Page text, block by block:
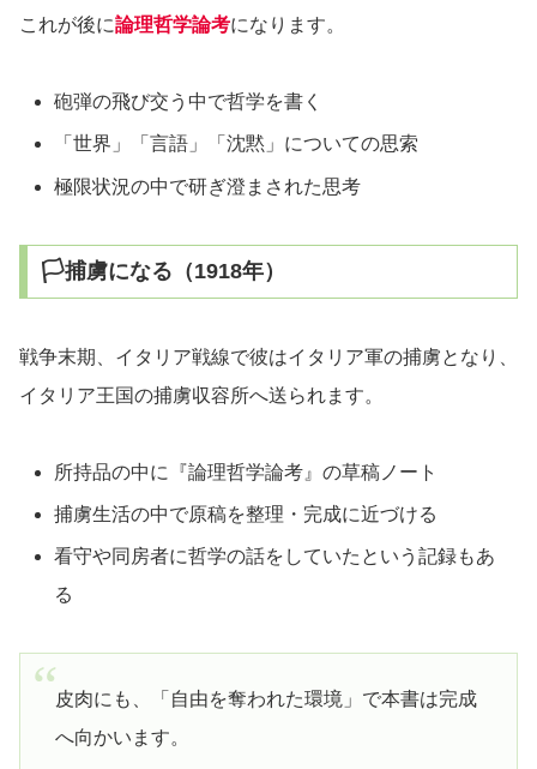
これが後に論理哲学論考になります。
砲弾の飛び交う中で哲学を書く
「世界」「言語」「沈黙」についての思索
極限状況の中で研ぎ澄まされた思考
🏳️捕虜になる（1918年）
戦争末期、イタリア戦線で彼はイタリア軍の捕虜となり、
イタリア王国の捕虜収容所へ送られます。
所持品の中に『論理哲学論考』の草稿ノート
捕虜生活の中で原稿を整理・完成に近づける
看守や同房者に哲学の話をしていたという記録もあ
る
皮肉にも、「自由を奪われた環境」で本書は完成
へ向かいます。